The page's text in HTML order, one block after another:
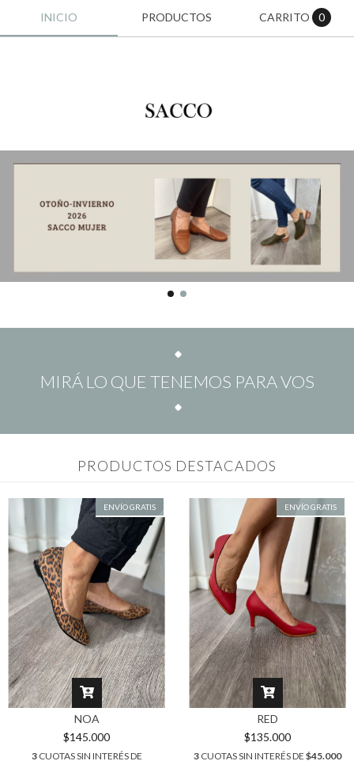
INICIO PRODUCTOS CARRITO 0
MIRÁ LO QUE TENEMOS PARA VOS
PRODUCTOS DESTACADOS
ENVÍO GRATIS
NOA
$145.000
3CUOTAS SIN INTERÉS DE
ENVÍO GRATIS
RED
$135.000
3 CUOTAS SIN INTERÉS DE $45.000